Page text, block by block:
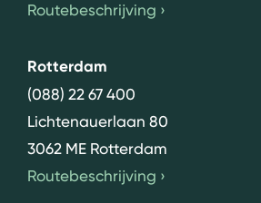
Routebeschrijving ›
Rotterdam
(088) 22 67 400
Lichtenauerlaan 80
3062 ME Rotterdam
Routebeschrijving ›